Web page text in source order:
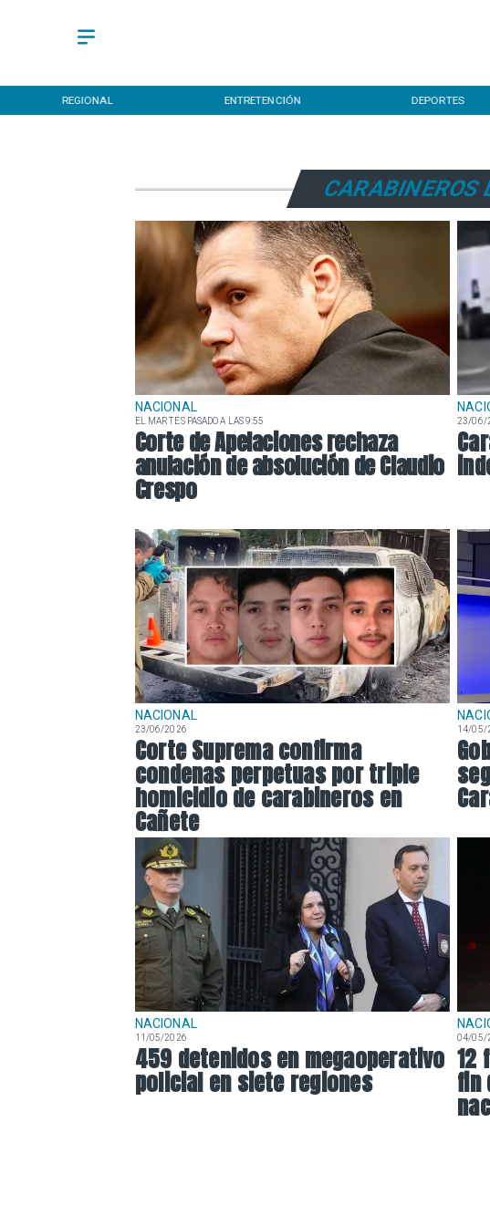
REGIONAL ENTRETENCIÓN DEPORTES
NACIONAL
EL MARTES PASADO A LAS 9:55
Corte de Apelaciones rechaza
anulación de absolución de Claudio
Crespo
23/06/
NACIONAL
23/06/2026
Corte Suprema confirma
condenas perpetuas por triple
homicidio de carabineros en
Cañete
14/05/
NACIONAL
11/05/2026
459 detenidos en megaoperativo
policial en siete regiones
04/05/
12
fin
CARABINEROS